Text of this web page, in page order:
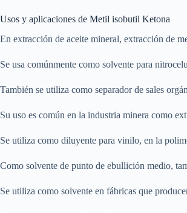
Usos y aplicaciones de Metil isobutil Ketona
En extracción de aceite mineral, extracción de
Se usa comúnmente como solvente para
También se utiliza como separador de sales
Su uso es común en la industria minera como
Se utiliza como diluyente para vinilo, en la
Como solvente de punto de ebullición medio,
Se utiliza como solvente en fábricas que